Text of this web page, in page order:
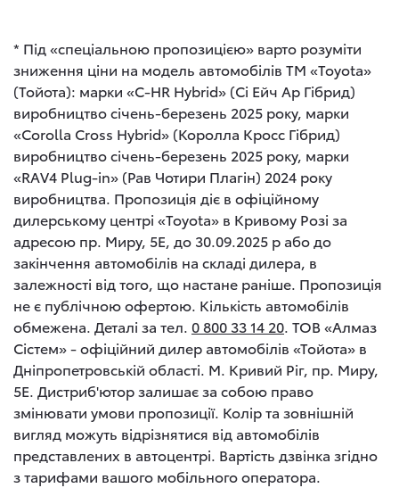
* Під «спеціальною пропозицією» варто розуміти
зниження ціни на модель автомобілів ТМ «Toyota»
(Тойота): марки «C-HR Hybrid» (Сі Ейч Ар Гібрид)
виробництво січень-березень 2025 року, марки
«Corolla Cross Hybrid» (Королла Кросс Гібрид)
виробництво січень-березень 2025 року, марки
«RAV4 Plug-in» (Рав Чотири Плагін) 2024 року
виробництва. Пропозиція діє в офіційному
дилерському центрі «Toyota» в Кривому Розі за
адресою пр. Миру, 5Е, до 30.09.2025 р або до
закінчення автомобілів на складі дилера, в
залежності від того, що настане раніше. Пропозиція
не є публічною офертою. Кількість автомобілів
обмежена. Деталі за тел. 0 800 33 14 20. ТОВ «Алмаз
Сістем» - офіційний дилер автомобілів «Тойота» в
Дніпропетровській області. М. Кривий Ріг, пр. Миру,
5Е. Дистриб'ютор залишає за собою право
змінювати умови пропозиції. Колір та зовнішній
вигляд можуть відрізнятися від автомобілів
представлених в автоцентрі. Вартість дзвінка згідно
з тарифами вашого мобільного оператора.